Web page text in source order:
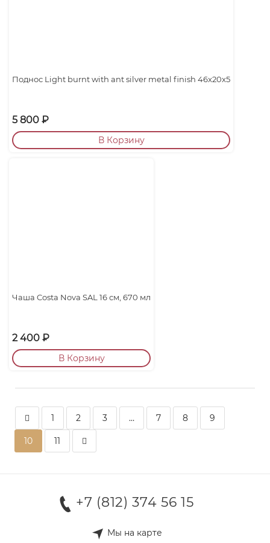
Поднос Light burnt with ant silver metal finish 46x20x5
5 800 ₽
В Корзину
Чаша Costa Nova SAL 16 см, 670 мл
2 400 ₽
В Корзину
1 2 3 … 7 8 9
10 11
+7 (812) 374 56 15
Мы на карте